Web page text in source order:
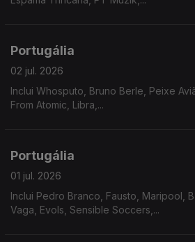
Portugália
02 jul. 2026
Inclui Whosputo, Bruno Berle, Peixe
From Atomic, Libra,...
Portugália
01 jul. 2026
Inclui Pedro Branco, Fausto, Maripool,
Vaga, Evols, Sensible Soccers,...